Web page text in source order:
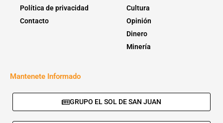
Política de privacidad
Contacto
Cultura
Opinión
Dinero
Minería
Mantenete Informado
GRUPO EL SOL DE SAN JUAN